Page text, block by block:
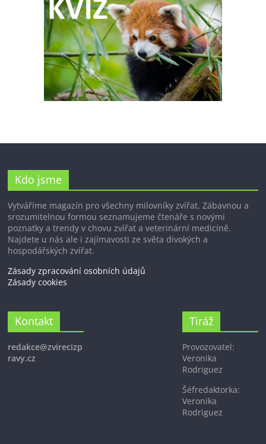
Kdo jsme
Vytváříme magazín pro všechny milovníky zvířat. Zábavnou a
srozumitelnou formou seznamujeme čtenáře s novými
poznatky a trendy v chovu zvířat a veterinární medicíně.
Najdete u nás ale i zajímavosti ze světa divokých a
hospodářských zvířat.
Zásady zpracování osobních údajů
Zásady cookies
Kontakt
redakce@zvirecizp
ravy.cz
Tiráž
Provozovatel:
Veronika
Rodriguez
Šéfredaktorka:
Veronika
Rodriguez